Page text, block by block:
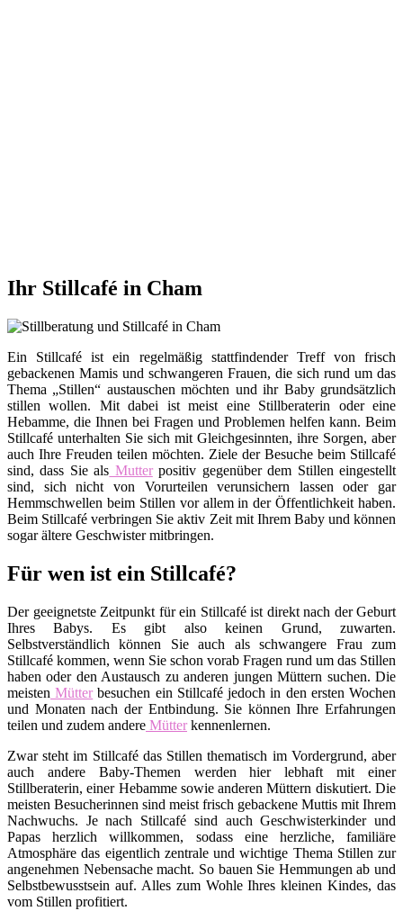
Ihr Stillcafé in Cham
Ein Stillcafé ist ein regelmäßig stattfindender Treff von frisch
gebackenen Mamis und schwangeren Frauen, die sich rund um das
Thema „Stillen“ austauschen möchten und ihr Baby grundsätzlich
stillen wollen. Mit dabei ist meist eine Stillberaterin oder eine
Hebamme, die Ihnen bei Fragen und Problemen helfen kann. Beim
Stillcafé unterhalten Sie sich mit Gleichgesinnten, ihre Sorgen, aber
auch Ihre Freuden teilen möchten. Ziele der Besuche beim Stillcafé
sind, dass Sie als Mutterpositiv gegenüber dem Stillen eingestellt
sind, sich nicht von Vorurteilen verunsichern lassen oder gar
Hemmschwellen beim Stillen vor allem in der Öffentlichkeit haben.
Beim Stillcafé verbringen Sie aktiv Zeit mit Ihrem Baby und können
sogar ältere Geschwister mitbringen.
Für wen ist ein Stillcafé?
Der geeignetste Zeitpunkt für ein Stillcafé ist direkt nach der Geburt
Ihres Babys. Es gibt also keinen Grund, zuwarten.
Selbstverständlich können Sie auch als schwangere Frau zum
Stillcafé kommen, wenn Sie schon vorab Fragen rund um das Stillen
haben oder den Austausch zu anderen jungen Müttern suchen. Die
meisten Mütterbesuchen ein Stillcafé jedoch in den ersten Wochen
und Monaten nach der Entbindung. Sie können Ihre Erfahrungen
teilen und zudem andere Mütterkennenlernen.
Zwar steht im Stillcafé das Stillen thematisch im Vordergrund, aber
auch andere Baby-Themen werden hier lebhaft mit einer
Stillberaterin, einer Hebamme sowie anderen Müttern diskutiert. Die
meisten Besucherinnen sind meist frisch gebackene Muttis mit Ihrem
Nachwuchs. Je nach Stillcafé sind auch Geschwisterkinder und
Papas herzlich willkommen, sodass eine herzliche, familiäre
Atmosphäre das eigentlich zentrale und wichtige Thema Stillen zur
angenehmen Nebensache macht. So bauen Sie Hemmungen ab und
Selbstbewusstsein auf. Alles zum Wohle Ihres kleinen Kindes, das
vom Stillen profitiert.